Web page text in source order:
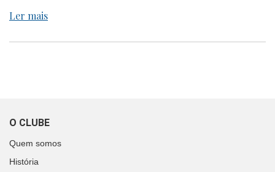
Ler mais
O CLUBE
Quem somos
História